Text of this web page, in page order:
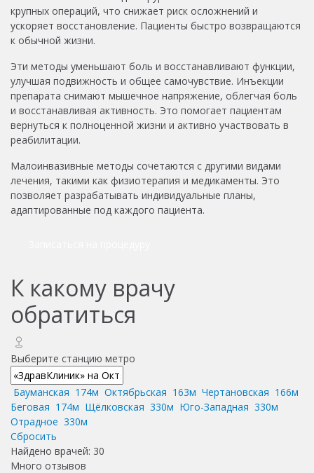
крупных операций, что снижает риск осложнений и
ускоряет восстановление. Пациенты быстро возвращаются
к обычной жизни.
Эти методы уменьшают боль и восстанавливают функции,
улучшая подвижность и общее самочувствие. Инъекции
препарата снимают мышечное напряжение, облегчая боль
и восстанавливая активность. Это помогает пациентам
вернуться к полноценной жизни и активно участвовать в
реабилитации.
Малоинвазивные методы сочетаются с другими видами
лечения, такими как физиотерапия и медикаменты. Это
позволяет разрабатывать индивидуальные планы,
адаптированные под каждого пациента.
К какому врачу
обратиться
Выберите станцию метро
Бауманская 174м Октябрьская 163м Чертановская 166м
Беговая 174м Щёлковская 330м Юго-Западная 330м
Отрадное 330м
Сбросить
Найдено врачей: 30
Много отзывов